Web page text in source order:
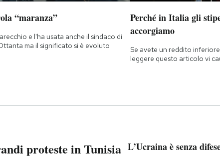
“maranza”
e l'ha usata anche il sindaco di
ma il significato si è evoluto
Perché in Italia gli
accorgiamo
Se avete un reddito
leggere questo articolo vi
proteste in Tunisia L’Ucraina è senza